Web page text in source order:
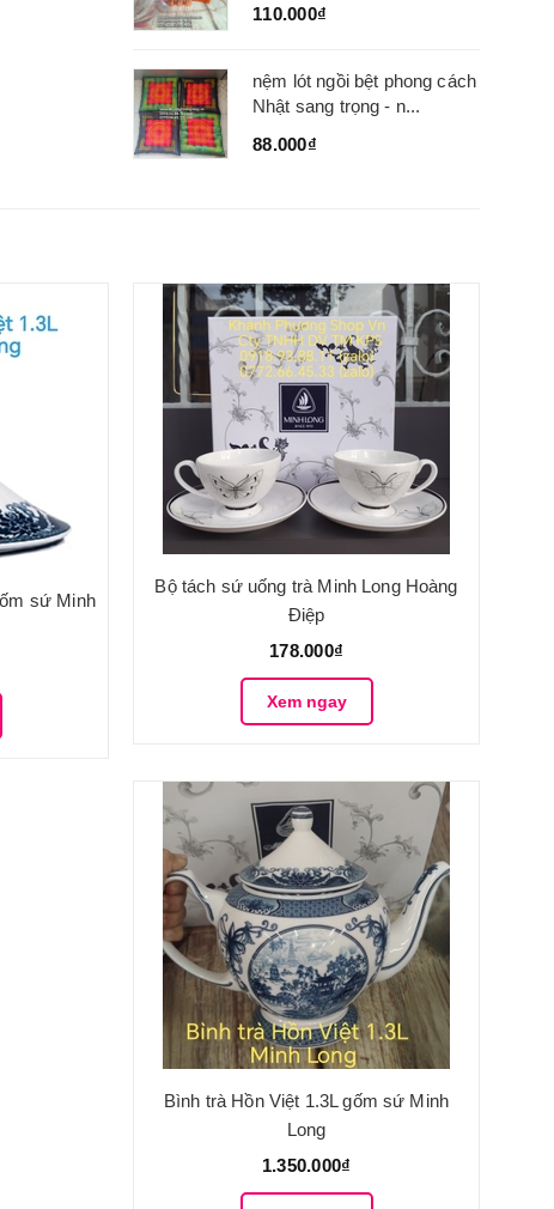
110.000₫
nệm lót ngồi bệt phong cách
Nhật sang trọng - n...
88.000₫
sứ Minh
Bộ tách sứ uống trà Minh Long Hoàng
Điệp
178.000₫
Xem ngay
Bình trà Hồn Việt 1.3L gốm sứ Minh
Long
1.350.000₫